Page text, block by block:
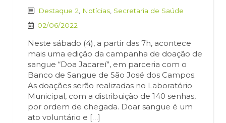
Destaque 2 Notícias Secretaria de Saúde
02/06/2022
Neste sábado (4), a partir das 7h, acontece
mais uma edição da campanha de doação de
sangue “Doa Jacareí”, em parceria com o
Banco de Sangue de São José dos Campos.
As doações serão realizadas no Laboratório
Municipal, com a distribuição de 140 senhas,
por ordem de chegada. Doar sangue é um
ato voluntário e […]